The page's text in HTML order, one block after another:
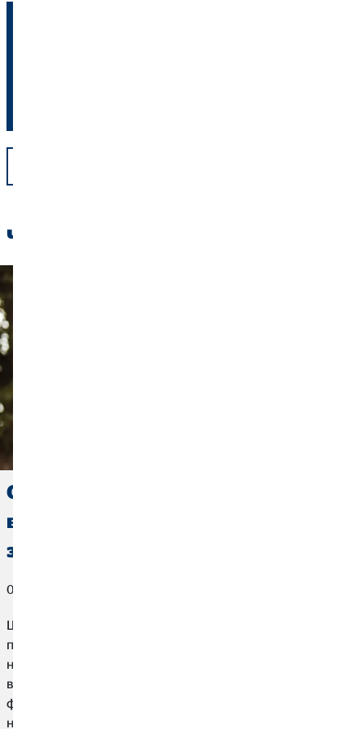
Читайте також
Страхування від нещасних
випадків на виробництві: як
захистити свою працездатність
01. грудня 2022
Що робити, якщо одного дня ти більше не зможеш
працювати? Це може статися швидко — раптовий
нещасний випадок або хвороба, і ти більше не можеш
виконувати свою роботу. Можна захистити себе від
фінансових втрат за допомогою страхування від
нещасного випадку на виробництві. Ми покажемо тобі,